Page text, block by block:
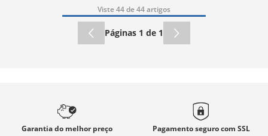
Viste 44 de 44 artigos
Páginas 1 de 1
Garantiado melhor preço Pagamento seguro com SSL